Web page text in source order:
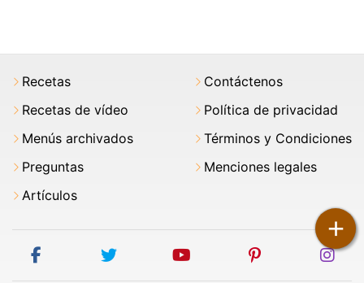
+
Recetas
Recetas de vídeo
Menús archivados
Preguntas
Artículos
Contáctenos
Política de privacidad
Términos y Condiciones
Menciones legales
facebook twitter youtube pinterest